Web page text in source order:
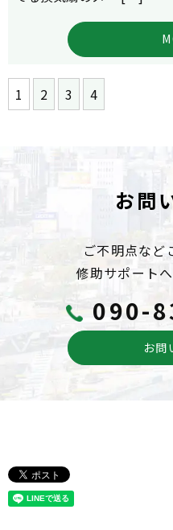
1 2 3 4
お問
ご不明点など
修助サポート
090-
お問